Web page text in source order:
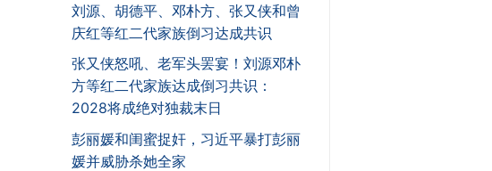
刘源、胡德平、邓朴方、张又侠和曾
庆红等红二代家族倒习达成共识
张又侠怒吼、老军头罢宴！刘源邓朴
方等红二代家族达成倒习共识：
2028将成绝对独裁末日
彭丽媛和闺蜜捉奸，习近平暴打彭丽
媛并威胁杀她全家